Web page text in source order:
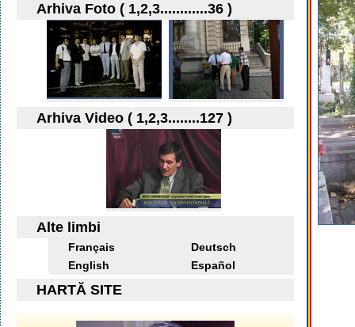
Arhiva Foto ( 1,2,3............36 )
Arhiva Video ( 1,2,3........127 )
Alte limbi
Français
Deutsch
English
Español
HARTĂ SITE